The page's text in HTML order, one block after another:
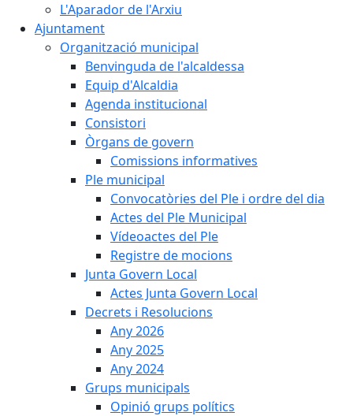
L'Aparador de l'Arxiu
Ajuntament
Organització municipal
Benvinguda de l'alcaldessa
Equip d'Alcaldia
Agenda institucional
Consistori
Òrgans de govern
Comissions informatives
Ple municipal
Convocatòries del Ple i ordre del dia
Actes del Ple Municipal
Vídeoactes del Ple
Registre de mocions
Junta Govern Local
Actes Junta Govern Local
Decrets i Resolucions
Any 2026
Any 2025
Any 2024
Grups municipals
Opinió grups polítics